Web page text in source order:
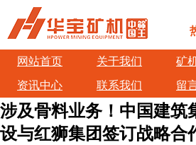
网站首页 关于我们 矿
资讯中心
联系我们 留
涉及骨料业务！中国建筑
设与红狮集团签订战略合